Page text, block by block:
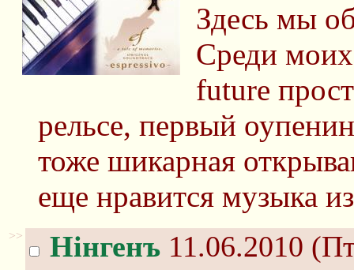
Здесь мы
Среди
future
рельсе, первый
тоже шикарная
еще нравится музыка
>> Нінгенъ 11.06.2010